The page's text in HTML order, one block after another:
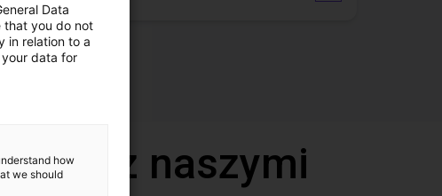
z naszymi
Data
that you do not
in relation to a
data for
how
we should